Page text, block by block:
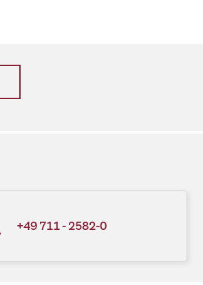
+49 711 - 2582-0